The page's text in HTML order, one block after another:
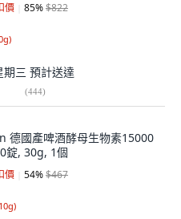
價 85%$822
)
期三 預計送達
(444)
德國產啤酒酵母生物素15000
錠, 30g, 1個
價 54%$467
)